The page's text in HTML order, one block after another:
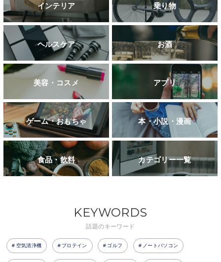
インテリア 乗り物
ヘルスケア お酒
美容・コスメ アプリ
ゲーム・おもちゃ 本・小説・漫画
食品・飲料 カテゴリー一覧
KEYWORDS
話題のキーワード
空気清浄機 プロテイン ゴルフ ノートパソコン